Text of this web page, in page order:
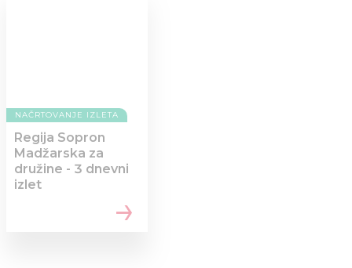
NAČRTOVANJE IZLETA
Regija Sopron
Madžarska za
družine - 3 dnevni
izlet